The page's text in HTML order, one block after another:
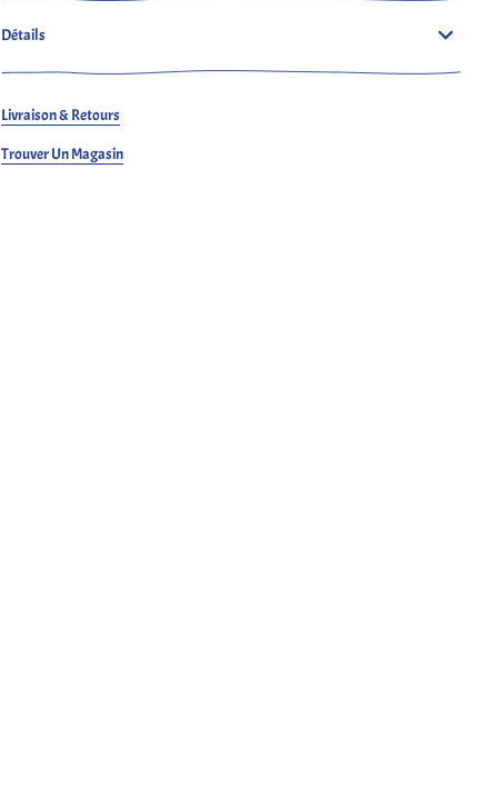
Détails
Livraison & Retours
Trouver Un Magasin